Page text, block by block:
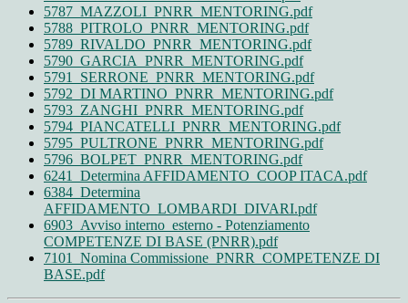
5787_MAZZOLI_PNRR_MENTORING.pdf
5788_PITROLO_PNRR_MENTORING.pdf
5789_RIVALDO_PNRR_MENTORING.pdf
5790_GARCIA_PNRR_MENTORING.pdf
5791_SERRONE_PNRR_MENTORING.pdf
5792_DI MARTINO_PNRR_MENTORING.pdf
5793_ZANGHI_PNRR_MENTORING.pdf
5794_PIANCATELLI_PNRR_MENTORING.pdf
5795_PULTRONE_PNRR_MENTORING.pdf
5796_BOLPET_PNRR_MENTORING.pdf
6241_Determina AFFIDAMENTO_COOP ITACA.pdf
6384_Determina
AFFIDAMENTO_LOMBARDI_DIVARI.pdf
6903_Avviso interno_esterno - Potenziamento
COMPETENZE DI BASE (PNRR).pdf
7101_Nomina Commissione_PNRR_COMPETENZE DI
BASE.pdf